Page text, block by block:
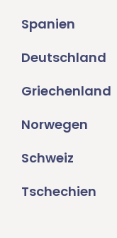
Spanien
Deutschland
Griechenland
Norwegen
Schweiz
Tschechien